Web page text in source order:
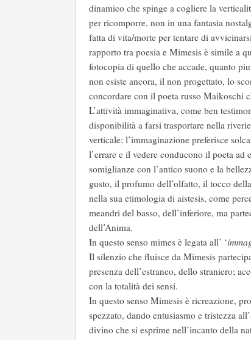
dinamico che spinge a cogliere la
per ricomporre, non in una fantasia
fatta di vita/morte per tentare di
rapporto tra poesia e Mimesis è simile a
fotocopia di quello che accade, quanto
non esiste ancora, il non progettato, lo
concordare con il poeta russo Maikoschi
L’attività immaginativa, come ben
disponibilità a farsi trasportare nella
verticale; l’immaginazione preferisce
l’errare e il vedere conducono il poeta
somiglianze con l’antico suono e la
gusto, il profumo dell’olfatto, il tocco
nella sua etimologia di aistesis, come
meandri del basso, dell’inferiore, ma
dell’Anima.
In questo senso mimes è legata all’ ‘
Il silenzio che fluisce da Mimesis
presenza dell’estraneo, dello straniero;
con la totalità dei sensi.
In questo senso Mimesis è ricreazione,
spezzato, dando entusiasmo e tristezza
divino che si esprime nell’incanto della